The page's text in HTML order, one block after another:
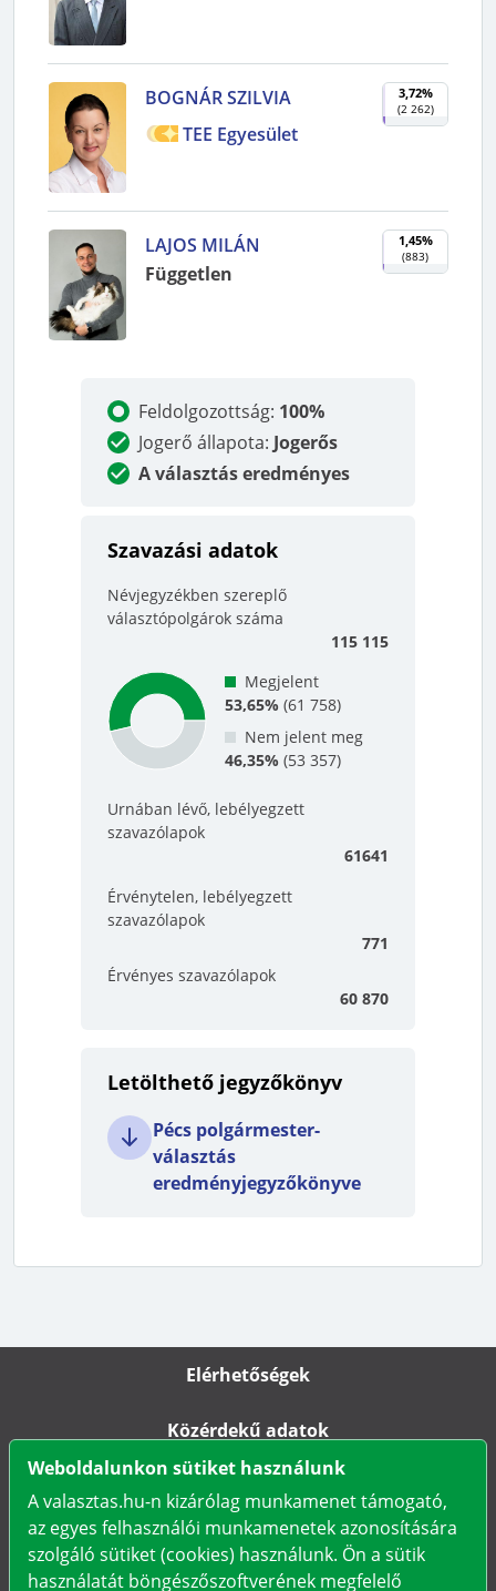
BOGNÁR SZILVIA
TEE Egyesület
3,72%
(2 262)
LAJOS MILÁN
Független
1,45%
(883)
Feldolgozottság: 100%
Jogerő állapota: Jogerős
A választás eredményes
Szavazási adatok
Névjegyzékben szereplő
választópolgárok száma
115 115
Megjelent
53,65% (61 758)
Nem jelent meg
46,35% (53 357)
Urnában lévő, lebélyegzett
szavazólapok
61641
Érvénytelen, lebélyegzett
szavazólapok
771
Érvényes szavazólapok
60 870
Letölthető jegyzőkönyv
Pécs polgármester-
választás
eredményjegyzőkönyve
Elérhetőségek
Közérdekű adatok
Karrier
Weboldalunkon sütiket használunk
A valasztas.hu-n kizárólag munkamenet támogató,
az egyes felhasználói munkamenetek azonosítására
szolgáló sütiket (cookies) használunk. Ön a sütik
használatát böngészőszoftverének megfelelő